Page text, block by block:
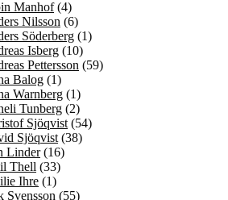
Manhof(4)
Nilsson (6)
Söderberg (1)
Isberg (10)
Pettersson (59)
Balog (1)
Warnberg (1)
Tunberg (2)
Sjöqvist (54)
Sjöqvist (38)
Linder(16)
Thell (33)
Ihre (1)
Svensson (55)